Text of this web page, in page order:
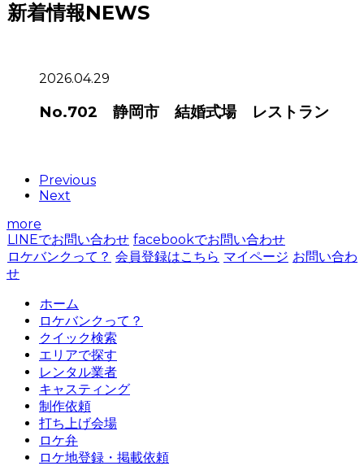
新着情報NEWS
2026.04.29
No.702 静岡市 結婚式場 レストラン
Previous
Next
more
LINEでお問い合わせ facebookでお問い合わせ
ロケバンクって？ 会員登録はこちら マイページ お問い合わ
せ
ホーム
ロケバンクって？
クイック検索
エリアで探す
レンタル業者
キャスティング
制作依頼
打ち上げ会場
ロケ弁
ロケ地登録・掲載依頼